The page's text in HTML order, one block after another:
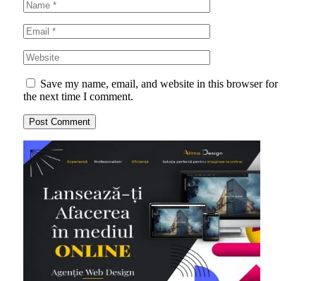
Save my name, email, and website in this browser for
the next time I comment.